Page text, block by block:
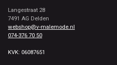
Langestraat 28
7491 AG Delden
webshop@v-malemode.nl
074-376 70 50
KVK: 06087651